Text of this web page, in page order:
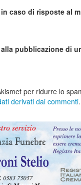
caso di risposte al
pubblicazione di
per ridurre lo
derivati dai commenti.